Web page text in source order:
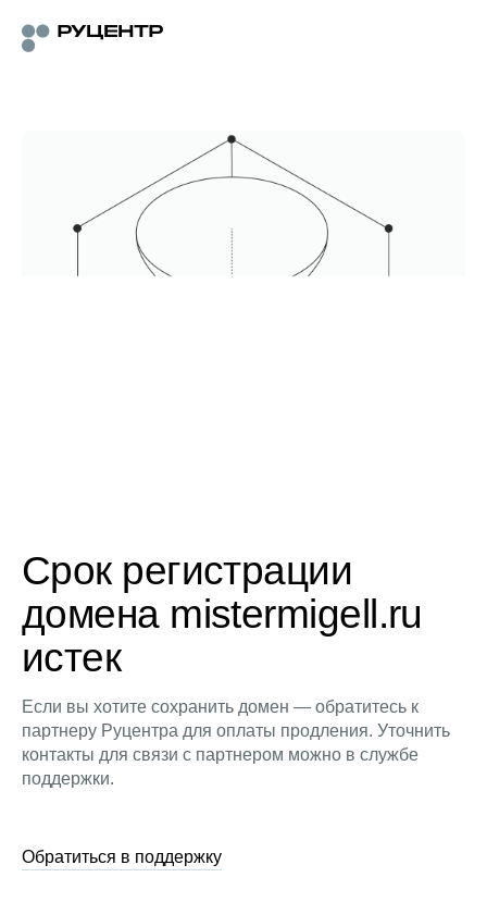
Срок регистрации
домена mistermigell.ru
истек
Если вы хотите сохранить домен — обратитесь к
партнеру Руцентра для оплаты продления. Уточнить
контакты для связи с партнером можно в службе
поддержки.
Обратиться в поддержку